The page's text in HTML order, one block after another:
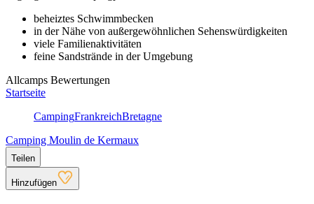
beheiztes Schwimmbecken
in der Nähe von außergewöhnlichen Sehenswürdigkeiten
viele Familienaktivitäten
feine Sandstrände in der Umgebung
Allcamps Bewertungen
Startseite
CampingFrankreichBretagne
Camping Moulin de Kermaux
Teilen
Hinzufügen